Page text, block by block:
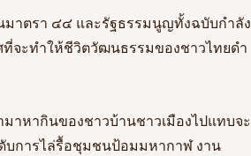
มาตรา ๔๔ และรัฐธรรมนูญทั้งฉบับกำลัง
ที่จะทำให้ชีวิตวัฒนธรรมของชาวไทยดำ
าหากินของชาวบ้านชาวเมืองไปแทบจะ
การไล่รื้อชุมชนป้อมมหากาฬ งาน